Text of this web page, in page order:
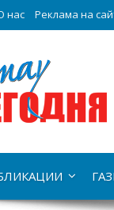
нас Реклама на